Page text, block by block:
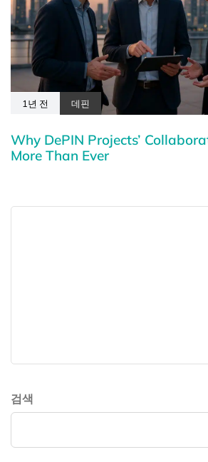
1년 전 데핀
Why DePIN Projects’
More Than Ever
검색